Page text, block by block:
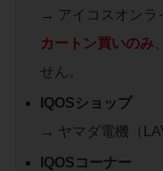
→ アイコスオンラ
カートン買いのみ
せん。
IQOSショップ
→ ヤマダ電機（
IQOSコーナー